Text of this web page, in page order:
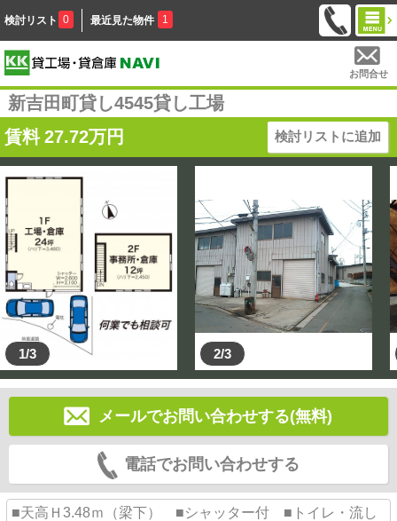
検討リスト 0 最近見た物件 1
お問合せ
新吉田町貸し4545貸し工場
賃料 27.72万円 検討リストに追加
1/3 2/3
メールでお問い合わせする(無料)
電話でお問い合わせする
■天高Ｈ3.48ｍ（梁下） ■シャッター付 ■トイレ・流し